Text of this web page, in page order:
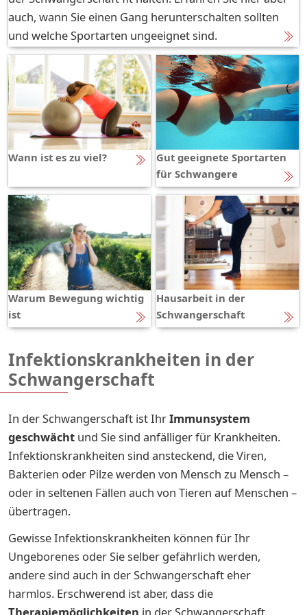
auch, wann Sie einen Gang herunterschalten sollten
und welche Sportarten ungeeignet sind.
Wann ist es zu viel?
Gut geeignete Sportarten
für Schwangere
Warum Bewegung wichtig
ist
Hausarbeit in der
Schwangerschaft
Infektionskrankheiten in der
Schwangerschaft
In der Schwangerschaft ist IhrImmunsystem
geschwächt und Sie sind anfälliger für Krankheiten.
Infektionskrankheiten sind ansteckend, die Viren,
Bakterien oder Pilze werden von Mensch zu Mensch –
oder in seltenen Fällen auch von Tieren auf Menschen –
übertragen.
Gewisse Infektionskrankheiten können für Ihr
Ungeborenes oder Sie selber gefährlich werden,
andere sind auch in der Schwangerschaft eher
harmlos. Erschwerend ist aber, dass die
Therapiemöglichkeiten in der Schwangerschaft